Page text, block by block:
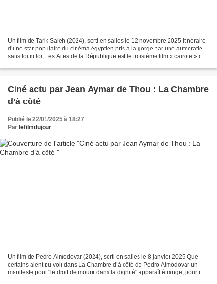
Un film de Tarik Saleh (2024), sorti en salles le 12 novembre 2025 Itinéraire
d’une star populaire du cinéma égyptien pris à la gorge par une autocratie
sans foi ni loi, Les Ailes de la République est le troisième film « cairote » du
Ciné actu par Jean Aymar de Thou : La Chambre
d’à côté
Publié le 22/01/2025 à 18:27
Par lefilmdujour
Un film de Pedro Almodovar (2024), sorti en salles le 8 janvier 2025 Que
certains aient pu voir dans La Chambre d’à côté de Pedro Almodovar un
manifeste pour "le droit de mourir dans la dignité" apparaît étrange, pour ne